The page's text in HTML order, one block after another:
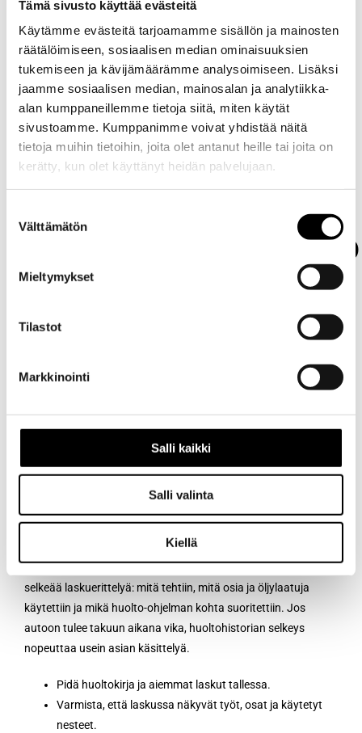
Tämä sivusto käyttää evästeitä
Käytämme evästeitä tarjoamamme sisällön ja mainosten
räätälöimiseen, sosiaalisen median ominaisuuksien
tukemiseen ja kävijämäärämme analysoimiseen. Lisäksi
jaamme sosiaalisen median, mainosalan ja analytiikka-
alan kumppaneillemme tietoja siitä, miten käytät
sivustoamme. Kumppanimme voivat yhdistää näitä
tietoja muihin tietoihin, joita olet antanut heille tai joita on
kerätty, kun olet käyttänyt heidän palvelujaan.
valinta
Välttämätön
Mieltymykset
Tilastot
Markkinointi
Salli kaikki
Salli valinta
Kiellä
Huolto-ohjelman mukaan voidaan tehdä myös esimerkiksi
sytytystulppien vaihto, vaihteistoöljyn vaihto, jarrunesteen
vaihto tai jakohihnan vaihtoon liittyvät työt. Nämä ovat
tyypillisiä kohtia, joissa oikea ajoitus säästää vaivalta ja
vähentää rikkoutumisriskiä.
Miten
määräaikaishuolto
tehdastakuuseen
takuun säilyminen edellyttäävalmistajan huolto-ohjelman
ja huoltojen asianmukaista dokumentointia.
Huollon voi teettää myös monimerkkikorjaamolla EU-sääntelyn
puitteissa, kun työ tehdään valmistajan ohjeilla ja käytetään
vaatimukset täyttäviä osia ja nesteitä. Oleellista on, että
Käytännössä tämä tarkoittaa huoltokirjan merkintöjä ja
selkeää laskuerittelyä: mitä tehtiin, mitä osia ja öljylaatuja
käytettiin ja mikä huolto-ohjelman kohta suoritettiin. Jos
autoon tulee takuun aikana vika, huoltohistorian selkeys
nopeuttaa usein asian käsittelyä.
Pidä huoltokirja ja aiemmat laskut tallessa.
Varmista, että laskussa näkyvät työt, osat ja käytetyt
nesteet.